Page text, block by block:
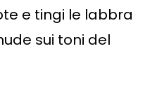
e tingi le labbra
sui toni del